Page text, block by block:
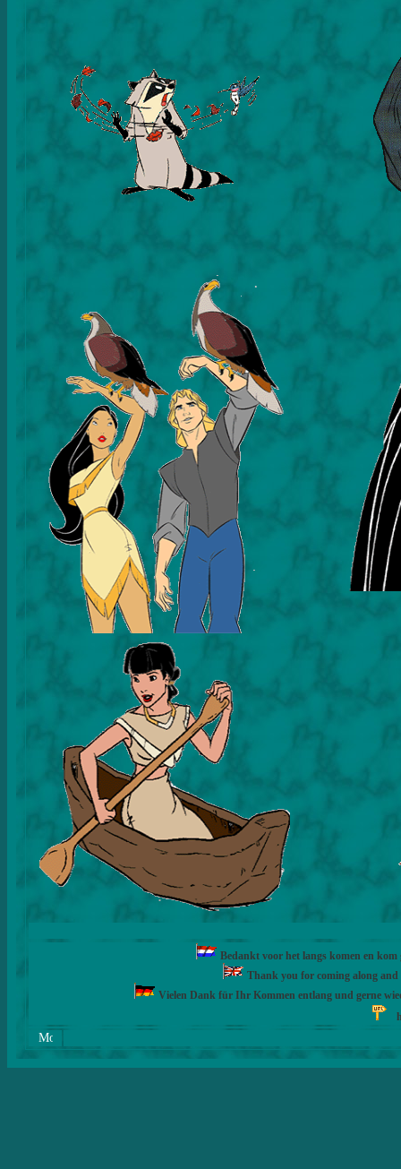
Bedankt voor het langs komen en
Thank you for coming along and
Vielen Dank für Ihr Kommen entlang und gerne